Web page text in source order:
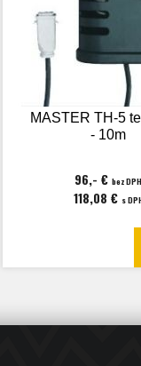
MASTER TH-5
- 10m
96,- € bez DPH
118,08 € s